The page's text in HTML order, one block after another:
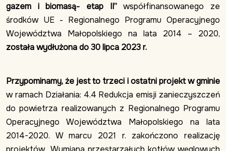
gazem i biomasą- etap II”współfinansowanego ze
środków UE - Regionalnego Programu Operacyjnego
Województwa Małopolskiego na lata 2014 – 2020,
została wydłużona do 30 lipca 2023 r.
Przypominamy, że jest to trzeci i ostatni projekt w gminie
w ramach Działania: 4.4 Redukcja emisji zanieczyszczeń
do powietrza realizowanych z Regionalnego Programu
Operacyjnego Województwa Małopolskiego na lata
2014-2020. W marcu 2021 r. zakończono realizację